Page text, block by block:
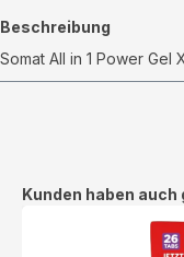
Beschreibung
Somat All in 1 Power Gel
Produktgalerie
Kunden haben auch